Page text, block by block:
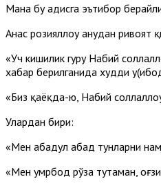
Мана бу ҳадисга эътибор
Анас розияллоҳу анҳудан ривоят
«Уч кишилик гуруҳ Набий
хабар берилганида худди
«Биз қаёқда-ю, Набий
Улардан бири:
«Мен абадул абад тунларни
«Мен умрбод рўза тутаман,